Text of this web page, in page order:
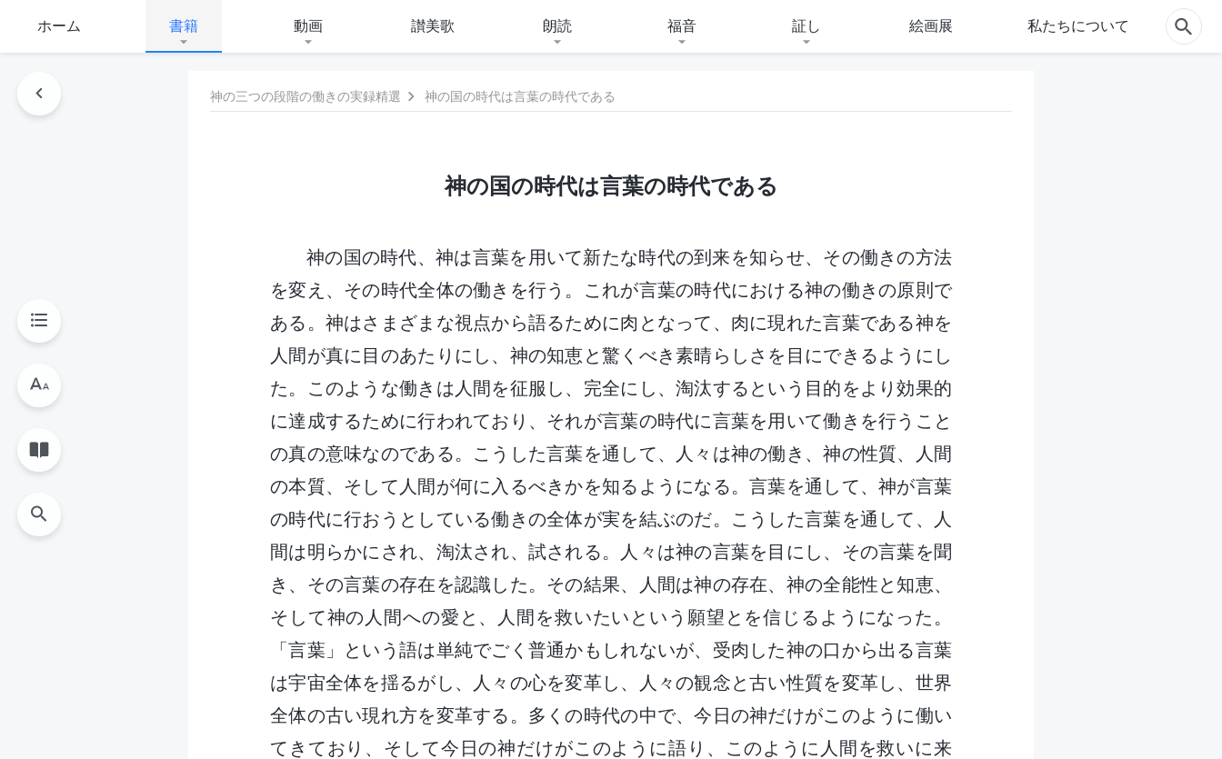
ホーム 書籍 動画 讃美歌 朗読 福音 証し 絵画展 私たちについて
神の三つの段階の働きの実録精選 神の国の時代は言葉の時代である
神の国の時代は言葉の時代である
神の国の時代、神は言葉を用いて新たな時代の到来を知らせ、その働きの方法
を変え、その時代全体の働きを行う。これが言葉の時代における神の働きの原則で
ある。神はさまざまな視点から語るために肉となって、肉に現れた言葉である神を
人間が真に目のあたりにし、神の知恵と驚くべき素晴らしさを目にできるようにし
た。このような働きは人間を征服し、完全にし、淘汰するという目的をより効果的
に達成するために行われており、それが言葉の時代に言葉を用いて働きを行うこと
の真の意味なのである。こうした言葉を通して、人々は神の働き、神の性質、人間
の本質、そして人間が何に入るべきかを知るようになる。言葉を通して、神が言葉
の時代に行おうとしている働きの全体が実を結ぶのだ。こうした言葉を通して、人
間は明らかにされ、淘汰され、試される。人々は神の言葉を目にし、その言葉を聞
き、その言葉の存在を認識した。その結果、人間は神の存在、神の全能性と知恵、
そして神の人間への愛と、人間を救いたいという願望とを信じるようになった。
「言葉」という語は単純でごく普通かもしれないが、受肉した神の口から出る言葉
は宇宙全体を揺るがし、人々の心を変革し、人々の観念と古い性質を変革し、世界
全体の古い現れ方を変革する。多くの時代の中で、今日の神だけがこのように働い
てきており、そして今日の神だけがこのように語り、このように人間を救いに来